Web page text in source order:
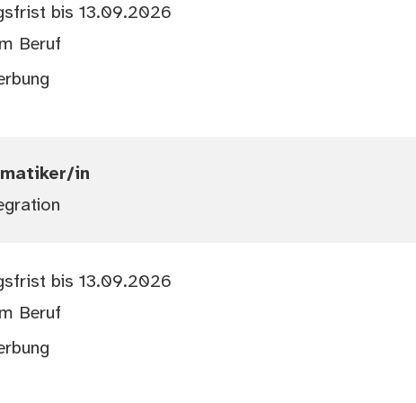
bis 13.09.2026
Beruf
in
bis 13.09.2026
Beruf